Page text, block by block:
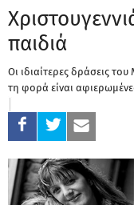
παιδιά
Οι ιδιαίτερες δράσεις
τη φορά είναι